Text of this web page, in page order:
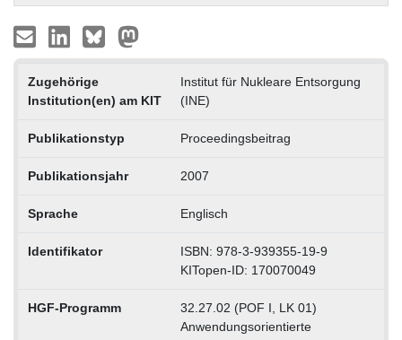
Zugehörige
Institution(en) am KIT
Institut für Nukleare Entsorgung
(INE)
Publikationstyp Proceedingsbeitrag
Publikationsjahr 2007
Sprache Englisch
Identifikator
ISBN: 978-3-939355-19-9
KITopen-ID: 170070049
HGF-Programm
32.27.02 (POF I, LK 01)
Anwendungsorientierte